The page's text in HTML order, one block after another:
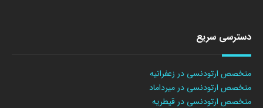
دسترسی سریع
متخصص ارتودنسی در زعفرانیه
متخصص ارتودنسی در میرداماد
متخصص ارتودنسی در قیطریه